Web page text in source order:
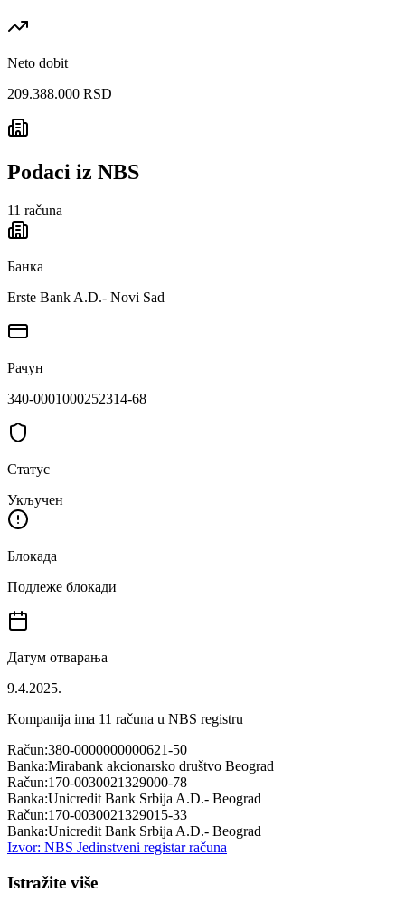
Neto dobit
209.388.000 RSD
Podaci iz NBS
11 računa
Банка
Erste Bank A.D.- Novi Sad
Рачун
340-0001000252314-68
Статус
Укључен
Блокада
Подлеже блокади
Датум отварања
9.4.2025.
Kompanija ima 11 računa u NBS registru
Račun:380-0000000000621-50
Banka:Mirabank akcionarsko društvo Beograd
Račun:170-0030021329000-78
Banka:Unicredit Bank Srbija A.D.- Beograd
Račun:170-0030021329015-33
Banka:Unicredit Bank Srbija A.D.- Beograd
Izvor: NBS Jedinstveni registar računa
Istražite više